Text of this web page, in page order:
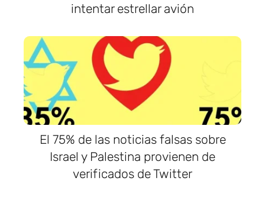
intentar estrellar avión
El 75% de las noticias falsas sobre
Israel y Palestina provienen de
verificados de Twitter